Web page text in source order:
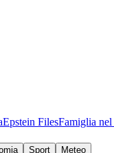
Epstein FilesFamiglia nel
Sport
Meteo